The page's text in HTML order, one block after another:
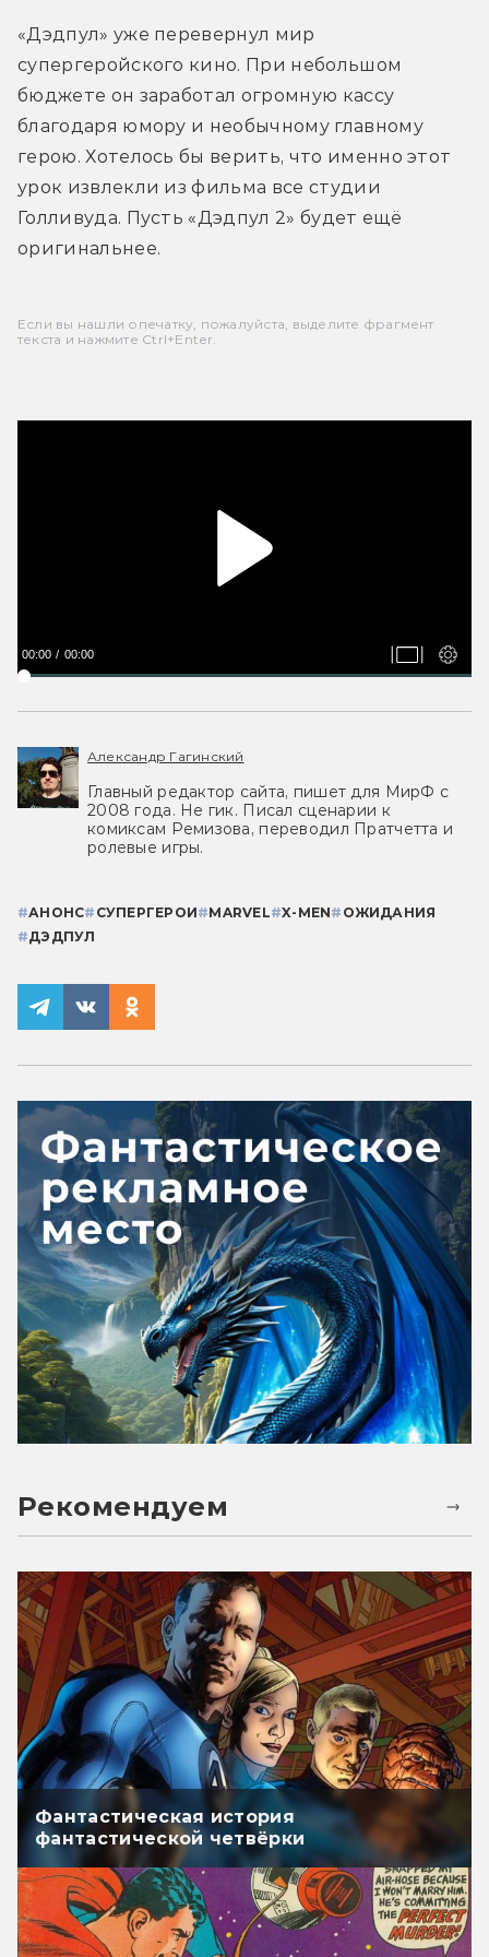
«Дэдпул» уже перевернул мир
супергеройского кино. При небольшом
бюджете он заработал огромную кассу
благодаря юмору и необычному главному
герою. Хотелось бы верить, что именно этот
урок извлекли из фильма все студии
Голливуда. Пусть «Дэдпул 2» будет ещё
оригинальнее.
Если вы нашли опечатку, пожалуйста, выделите фрагмент
текста и нажмите Ctrl+Enter.
00:00 00:00
Александр Гагинский
Главный редактор сайта, пишет для МирФ с
2008 года. Не гик. Писал сценарии к
комиксам Ремизова, переводил Пратчетта и
ролевые игры.
#АНОНС# СУПЕРГЕРОИ#MARVEL#X-MEN# ОЖИДАНИЯ
#ДЭДПУЛ
Рекомендуем
Фантастическая история
фантастической четвёрки